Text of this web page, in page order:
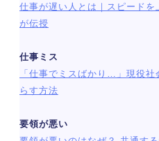
仕事が遅い人とは｜スピードを
が伝授
仕事ミス
「仕事でミスばかり…」現役
らす方法
要領が悪い